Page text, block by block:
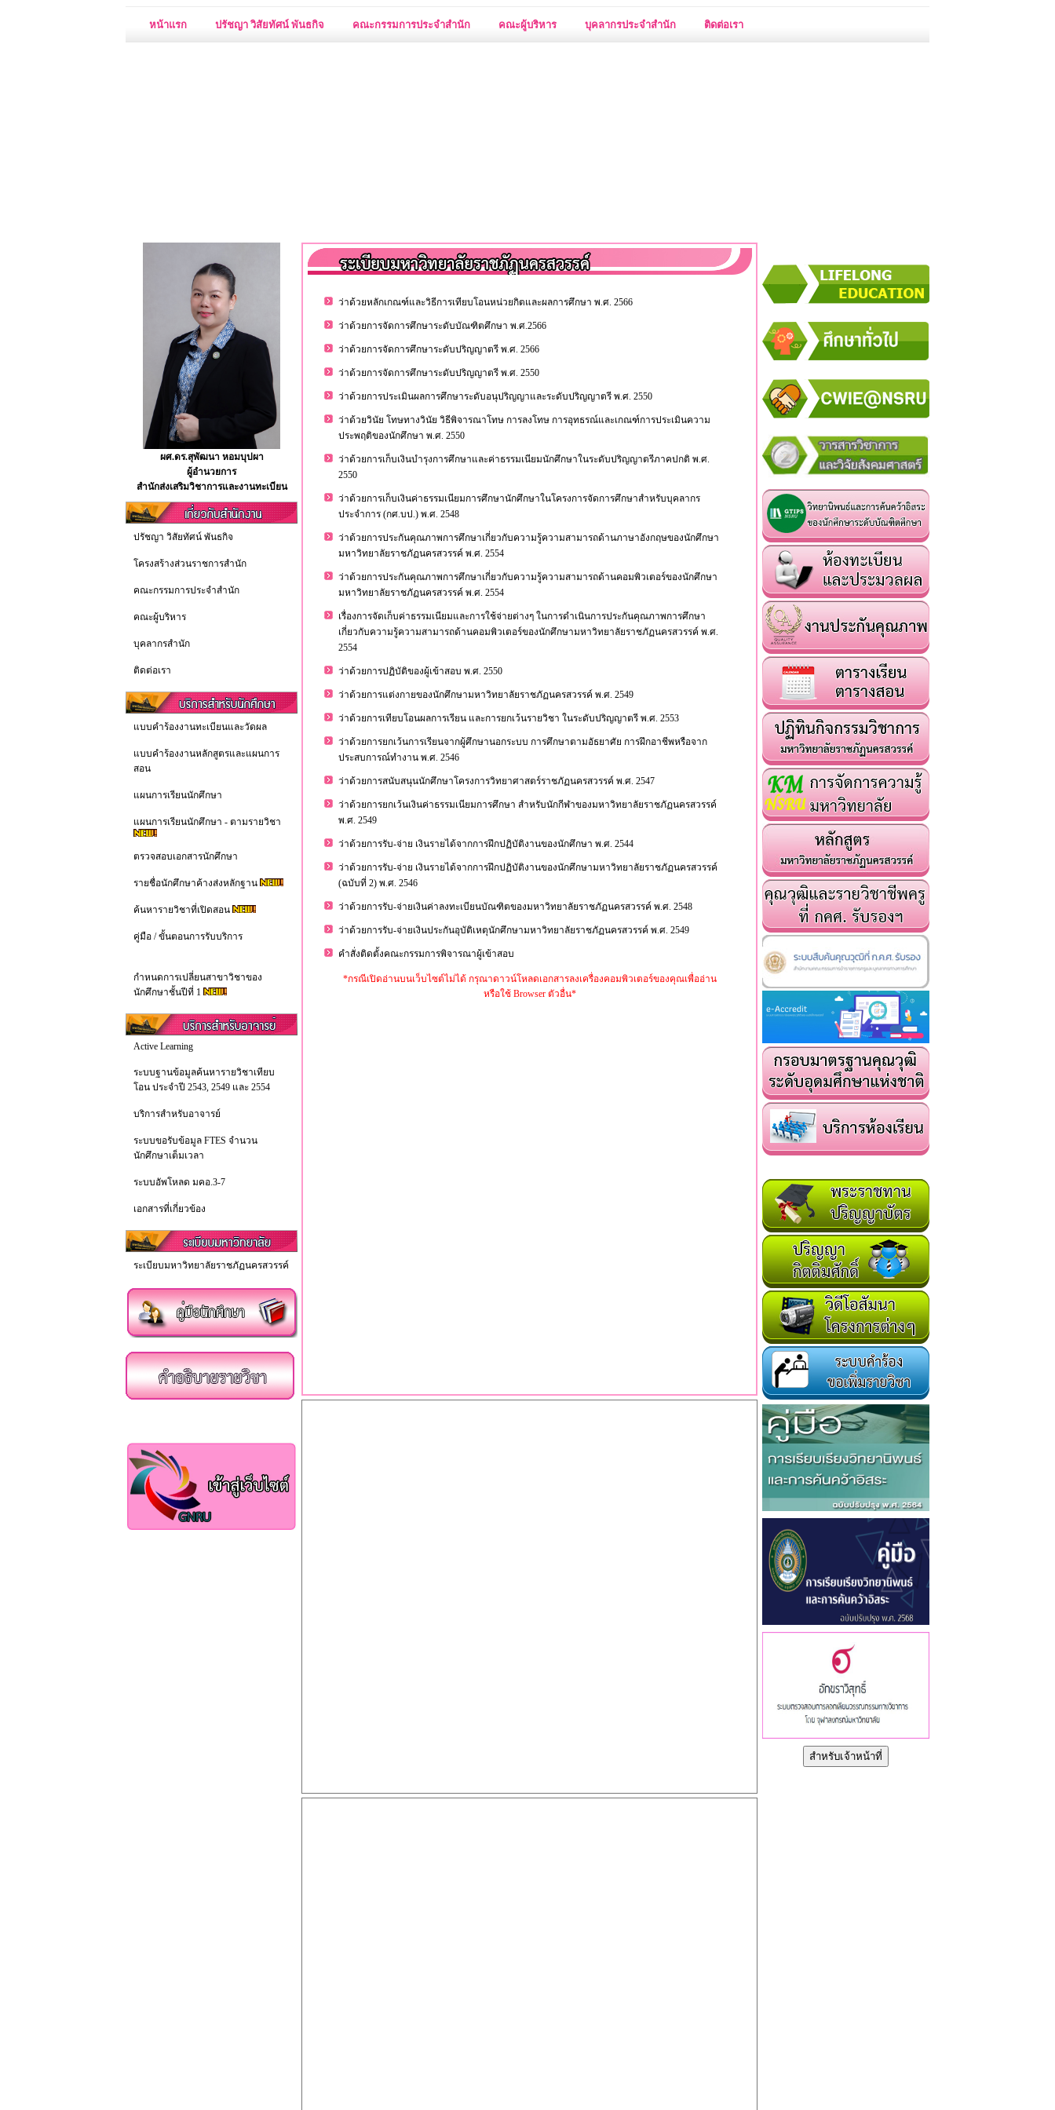
หน้าแรก ปรัชญา วิสัยทัศน์ พันธกิจ คณะกรรมการประจำสำนัก คณะผู้บริหาร บุคลากรประจำสำนัก ติดต่อเรา
ผศ.ดร.สุพัฒนา หอมบุปผา
ผู้อำนวยการ
สำนักส่งเสริมวิชาการและงานทะเบียน
ปรัชญา วิสัยทัศน์ พันธกิจ
โครงสร้างส่วนราชการสำนัก
คณะกรรมการประจำสำนัก
คณะผู้บริหาร
บุคลากรสำนัก
ติดต่อเรา
แบบคำร้องงานทะเบียนและวัดผล
แบบคำร้องงานหลักสูตรและแผนการ
สอน
แผนการเรียนนักศึกษา
แผนการเรียนนักศึกษา - ตามรายวิชา
ตรวจสอบเอกสารนักศึกษา
รายชื่อนักศึกษาค้างส่งหลักฐาน
ค้นหารายวิชาที่เปิดสอน
คู่มือ / ขั้นตอนการรับบริการ
กำหนดการเปลี่ยนสาขาวิชาของ
นักศึกษาชั้นปีที่ 1
Active Learning
ระบบฐานข้อมูลค้นหารายวิชาเทียบ
โอน ประจำปี 2543, 2549 และ 2554
บริการสำหรับอาจารย์
ระบบขอรับข้อมูล FTES จำนวน
นักศึกษาเต็มเวลา
ระบบอัพโหลด มคอ.3-7
เอกสารที่เกี่ยวข้อง
ระเบียบมหาวิทยาลัยราชภัฏนครสวรรค์
ว่าด้วยหลักเกณฑ์และวิธีการเทียบโอนหน่วยกิตและผลการศึกษา พ.ศ. 2566
ว่าด้วยการจัดการศึกษาระดับบัณฑิตศึกษา พ.ศ.2566
ว่าด้วยการจัดการศึกษาระดับปริญญาตรี พ.ศ. 2566
ว่าด้วยการจัดการศึกษาระดับปริญญาตรี พ.ศ. 2550
ว่าด้วยการประเมินผลการศึกษาระดับอนุปริญญาและระดับปริญญาตรี พ.ศ. 2550
ว่าด้วยวินัย โทษทางวินัย วิธีพิจารณาโทษ การลงโทษ การอุทธรณ์และเกณฑ์การประเมินความ
ประพฤติของนักศึกษา พ.ศ. 2550
ว่าด้วยการเก็บเงินบำรุงการศึกษาและค่าธรรมเนียมนักศึกษาในระดับปริญญาตรีภาคปกติ พ.ศ.
2550
ว่าด้วยการเก็บเงินค่าธรรมเนียมการศึกษานักศึกษาในโครงการจัดการศึกษาสำหรับบุคลากร
ประจำการ (กศ.บป.) พ.ศ. 2548
ว่าด้วยการประกันคุณภาพการศึกษาเกี่ยวกับความรู้ความสามารถด้านภาษาอังกฤษของนักศึกษา
มหาวิทยาลัยราชภัฏนครสวรรค์ พ.ศ. 2554
ว่าด้วยการประกันคุณภาพการศึกษาเกี่ยวกับความรู้ความสามารถด้านคอมพิวเตอร์ของนักศึกษา
มหาวิทยาลัยราชภัฏนครสวรรค์ พ.ศ. 2554
เรื่องการจัดเก็บค่าธรรมเนียมและการใช้จ่ายต่างๆ ในการดำเนินการประกันคุณภาพการศึกษา
เกี่ยวกับความรู้ความสามารถด้านคอมพิวเตอร์ของนักศึกษามหาวิทยาลัยราชภัฏนครสวรรค์ พ.ศ.
2554
ว่าด้วยการปฏิบัติของผู้เข้าสอบ พ.ศ. 2550
ว่าด้วยการแต่งกายของนักศึกษามหาวิทยาลัยราชภัฏนครสวรรค์ พ.ศ. 2549
ว่าด้วยการเทียบโอนผลการเรียน และการยกเว้นรายวิชา ในระดับปริญญาตรี พ.ศ. 2553
ว่าด้วยการยกเว้นการเรียนจากผู้ศึกษานอกระบบ การศึกษาตามอัธยาศัย การฝึกอาชีพหรือจาก
ประสบการณ์ทำงาน พ.ศ. 2546
ว่าด้วยการสนับสนุนนักศึกษาโครงการวิทยาศาสตร์ราชภัฏนครสวรรค์ พ.ศ. 2547
ว่าด้วยการยกเว้นเงินค่าธรรมเนียมการศึกษา สำหรับนักกีฬาของมหาวิทยาลัยราชภัฏนครสวรรค์
พ.ศ. 2549
ว่าด้วยการรับ-จ่าย เงินรายได้จากการฝึกปฏิบัติงานของนักศึกษา พ.ศ. 2544
ว่าด้วยการรับ-จ่าย เงินรายได้จากการฝึกปฏิบัติงานของนักศึกษามหาวิทยาลัยราชภัฏนครสวรรค์
(ฉบับที่ 2) พ.ศ. 2546
ว่าด้วยการรับ-จ่ายเงินค่าลงทะเบียนบัณฑิตของมหาวิทยาลัยราชภัฏนครสวรรค์ พ.ศ. 2548
ว่าด้วยการรับ-จ่ายเงินประกันอุบัติเหตุนักศึกษามหาวิทยาลัยราชภัฏนครสวรรค์ พ.ศ. 2549
คำสั่งติดตั้งคณะกรรมการพิจารณาผู้เข้าสอบ
*กรณีเปิดอ่านบนเว็บไซต์ไม่ได้ กรุณาดาวน์โหลดเอกสารลงเครื่องคอมพิวเตอร์ของคุณเพื่ออ่าน
หรือใช้ Browser ตัวอื่น*
สำหรับเจ้าหน้าที่